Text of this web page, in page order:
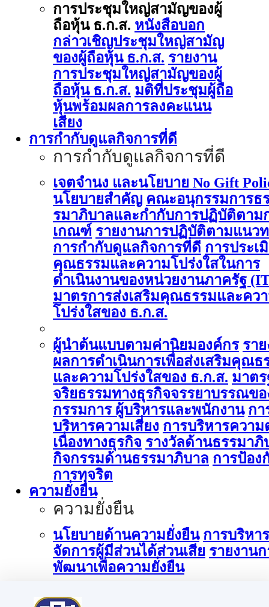
การประชุมใหญ่สามัญของผู้
ถือหุ้น ธ.ก.ส. หนังสือบอก
กล่าวเชิญประชุมใหญ่สามัญ
ของผู้ถือหุ้น ธ.ก.ส. รายงาน
การประชุมใหญ่สามัญของผู้
ถือหุ้น ธ.ก.ส. มติที่ประชุมผู้ถือ
หุ้นพร้อมผลการลงคะแนน
เสียง
การกำกับดูแลกิจการที่ดี
การกำกับดูแลกิจการที่ดี
เจตจำนง และนโยบาย No Gift
นโยบายสำคัญ คณะอนุกรรมการธ
รมาภิบาลและกำกับการปฏิบัติตาม
เกณฑ์ รายงานการปฏิบัติตามแนว
การกำกับดูแลกิจการที่ดี การประเ
คุณธรรมและความโปร่งใสในการ
ดำเนินงานของหน่วยงานภาครัฐ
มาตรการส่งเสริมคุณธรรมและคว
โปร่งใสของ ธ.ก.ส.
ผู้นำต้นแบบตามค่านิยมองค์กร รา
ผลการดำเนินการเพื่อส่งเสริมคุณธ
และความโปร่งใสของ ธ.ก.ส. มาต
จริยธรรมทางธุรกิจจรรยาบรรณขอ
กรรมการ ผู้บริหารและพนักงาน กา
บริหารความเสี่ยง การบริหารความ
เนื่องทางธุรกิจ รางวัลด้านธรรมาภิ
กิจกรรมด้านธรรมาภิบาล การป้อง
การทุจริต
ความยั่งยืน
ความยั่งยืน
นโยบายด้านความยั่งยืน การบริหาร
จัดการผู้มีส่วนได้ส่วนเสีย รายงานก
พัฒนาเพื่อความยั่งยืน
การบริหารจัดการด้านนวัตกรรม